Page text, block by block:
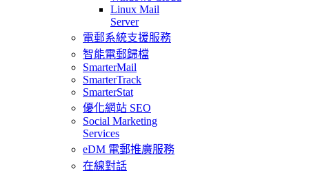
Linux Mail
Server
電郵系統支援服務
智能電郵歸檔
SmarterMail
SmarterTrack
SmarterStat
優化網站 SEO
Social Marketing
Services
eDM 電郵推廣服務
在線對話